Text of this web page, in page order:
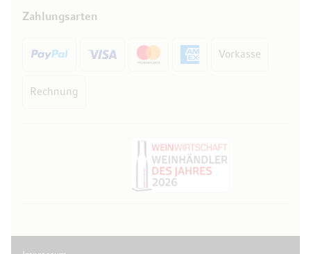
Zahlungsarten
Vorkasse
Rechnung